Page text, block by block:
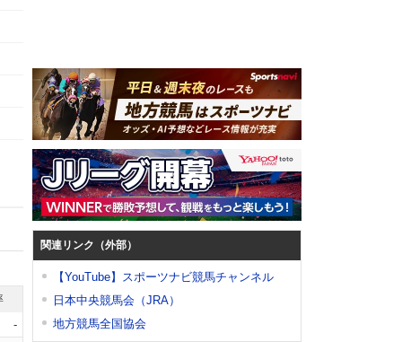
-
関連リンク（外部）
【YouTube】スポーツナビ競馬チャンネル
日本中央競馬会（JRA）
地方競馬全国協会